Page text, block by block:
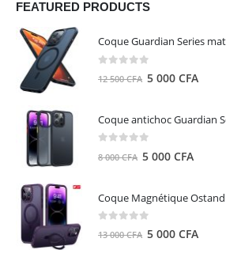
FEATURED PRODUCTS
12 500CFA Le
500 CFA.
5 000 CFA
8 000CFA Le
était :
000 CFA.
5 000 CFA
000 CFA.
13 000CFA Le
5 000 CFA